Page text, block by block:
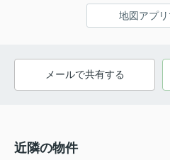
地図アプリ
メールで共有する
近隣の物件